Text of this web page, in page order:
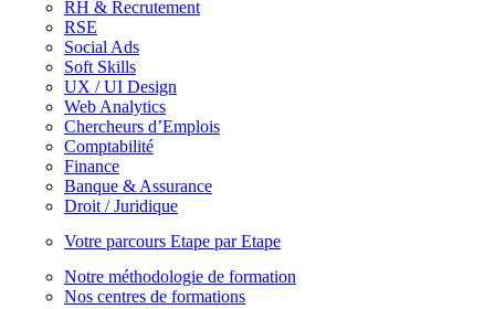
RH & Recrutement
RSE
Social Ads
Soft Skills
UX / UI Design
Web Analytics
Chercheurs d’Emplois
Comptabilité
Finance
Banque & Assurance
Droit / Juridique
Votre parcours Etape par Etape
Notre méthodologie de formation
Nos centres de formations